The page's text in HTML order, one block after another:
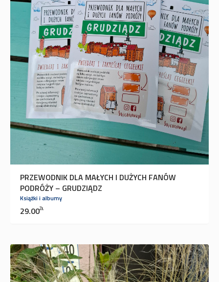
PRZEWODNIK DLA MAŁYCH I DUŻYCH FANÓW
PODRÓŻY – GRUDZIĄDZ
Książki i albumy
29.00ZŁ